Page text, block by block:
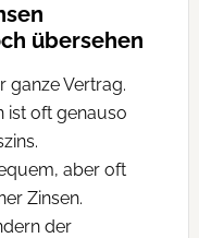
übersehen
ganze Vertrag.
ist oft genauso
aber oft
Zinsen.
der